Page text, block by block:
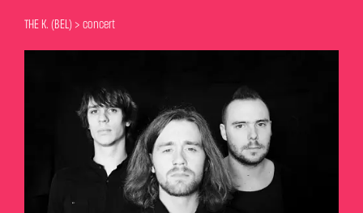
THE K. (BEL) > concert